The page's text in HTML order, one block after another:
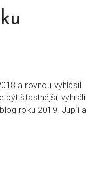
a rovnou vyhlásil
být šťastnější, vyhráli
roku 2019. Jupíí a